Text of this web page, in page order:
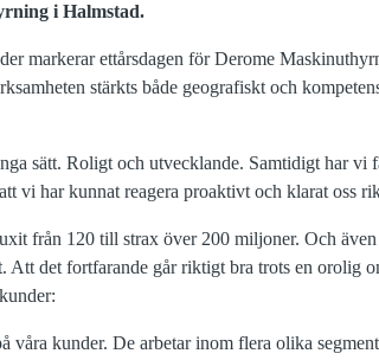
i Halmstad.
markerar ettårsdagen för Derome
stärkts både geografiskt och
sätt. Roligt och utvecklande. Samtidigt har vi
vi har kunnat reagera proaktivt och klarat oss
från 120 till strax över 200 miljoner. Och
Att det fortfarande går riktigt bra trots en orolig
våra kunder. De arbetar inom flera olika